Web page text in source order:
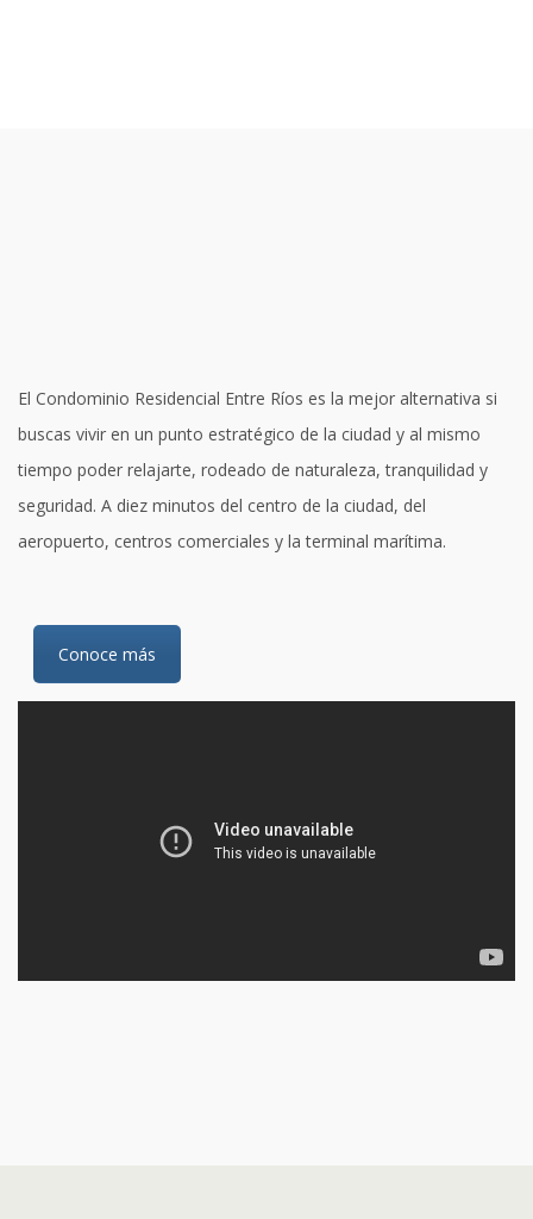
El Condominio Residencial Entre Ríos es la mejor alternativa si
buscas vivir en un punto estratégico de la ciudad y al mismo
tiempo poder relajarte, rodeado de naturaleza, tranquilidad y
seguridad. A diez minutos del centro de la ciudad, del
aeropuerto, centros comerciales y la terminal marítima.
Conoce más